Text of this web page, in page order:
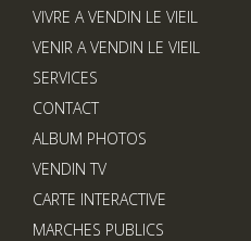
VIVRE A VENDIN LE VIEIL
VENIR A VENDIN LE VIEIL
SERVICES
CONTACT
ALBUM PHOTOS
VENDIN TV
CARTE INTERACTIVE
MARCHES PUBLICS